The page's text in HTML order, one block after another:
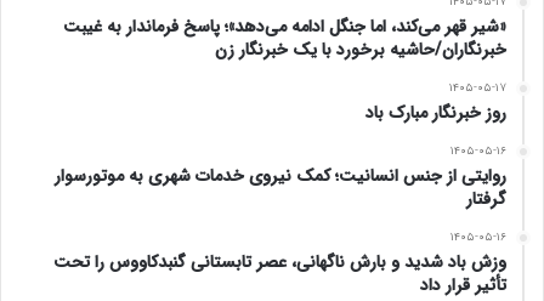
خدا، عمران و آبادانی شهر ها و روستاها و نیازهای
اساسی مردم از رسالت های اساسی هر حاکم و زمامداری
است.
اصل دوم:انجام اعمال صالح
زمامدار و رهبر جامعه باید پس از خودسازی و جدال با
نفس در جهت گسترش اعمال نیک اقدام کند.نباید غرور و
«شیر قهر می‌کند، اما جنگل ادامه می‌دهد»؛ پاسخ فرماندار به غیبت
خبرنگاران/حاشیه برخورد با یک خبرنگار زن
۱۴۰۵-۰۵-۱۷
روز خبرنگار مبارک باد
۱۴۰۵-۰۵-۱۶
روایتی از جنس انسانیت؛ کمک نیروی خدمات شهری به موتورسوار
گرفتار
۱۴۰۵-۰۵-۱۶
وزش باد شدید و بارش ناگهانی، عصر تابستانی گنبدکاووس را تحت
تأثیر قرار داد